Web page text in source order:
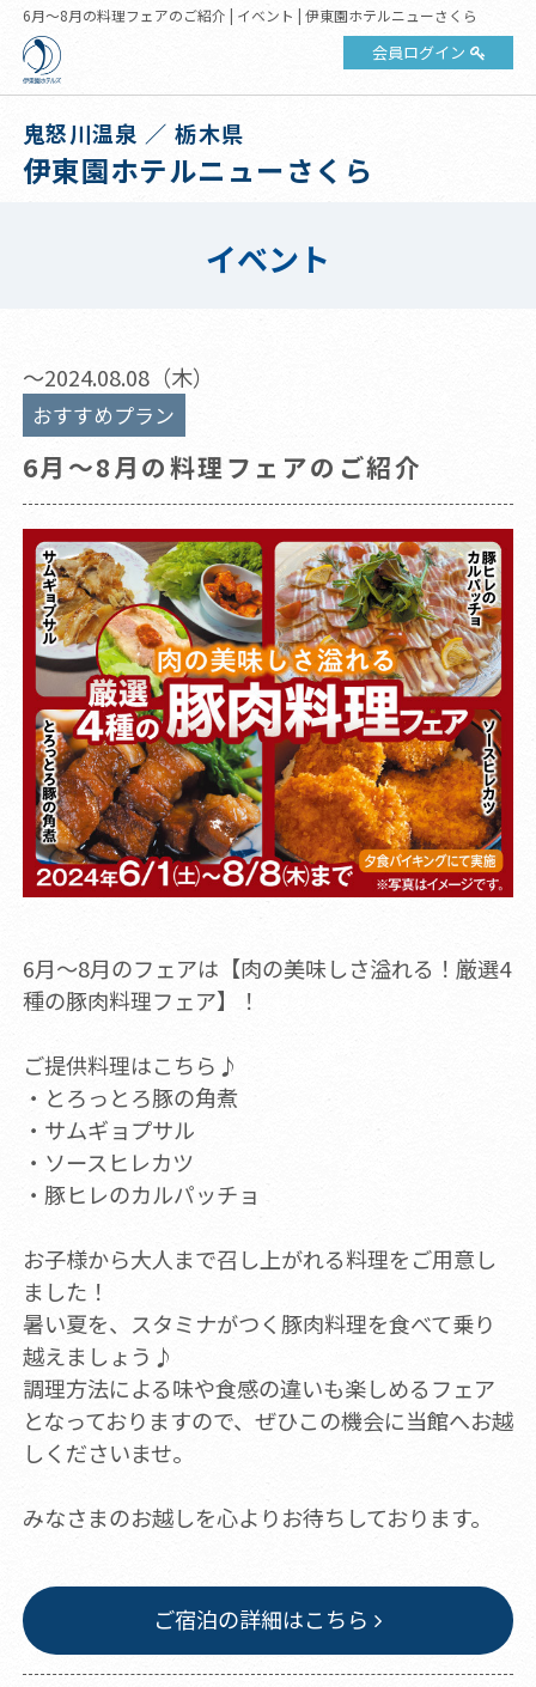
6月～8月の料理フェアのご紹介 | イベント | 伊東園ホテルニューさくら
会員ログイン
鬼怒川温泉 ／ 栃木県
伊東園ホテルニューさくら
イベント
～2024.08.08（木）
おすすめプラン
6月～8月の料理フェアのご紹介
6月～8月のフェアは【肉の美味しさ溢れる！厳選4
種の豚肉料理フェア】！
ご提供料理はこちら♪
・とろっとろ豚の角煮
・サムギョプサル
・ソースヒレカツ
・豚ヒレのカルパッチョ
お子様から大人まで召し上がれる料理をご用意し
ました！
暑い夏を、スタミナがつく豚肉料理を食べて乗り
越えましょう♪
調理方法による味や食感の違いも楽しめるフェア
となっておりますので、ぜひこの機会に当館へお越
しくださいませ。
みなさまのお越しを心よりお待ちしております。
ご宿泊の詳細はこちら